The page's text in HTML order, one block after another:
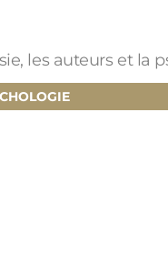
les auteurs et la